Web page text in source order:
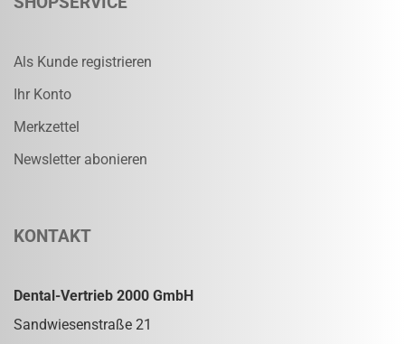
Als Kunde registrieren
Ihr Konto
Merkzettel
Newsletter abonieren
KONTAKT
Dental-Vertrieb 2000 GmbH
Sandwiesenstraße 21